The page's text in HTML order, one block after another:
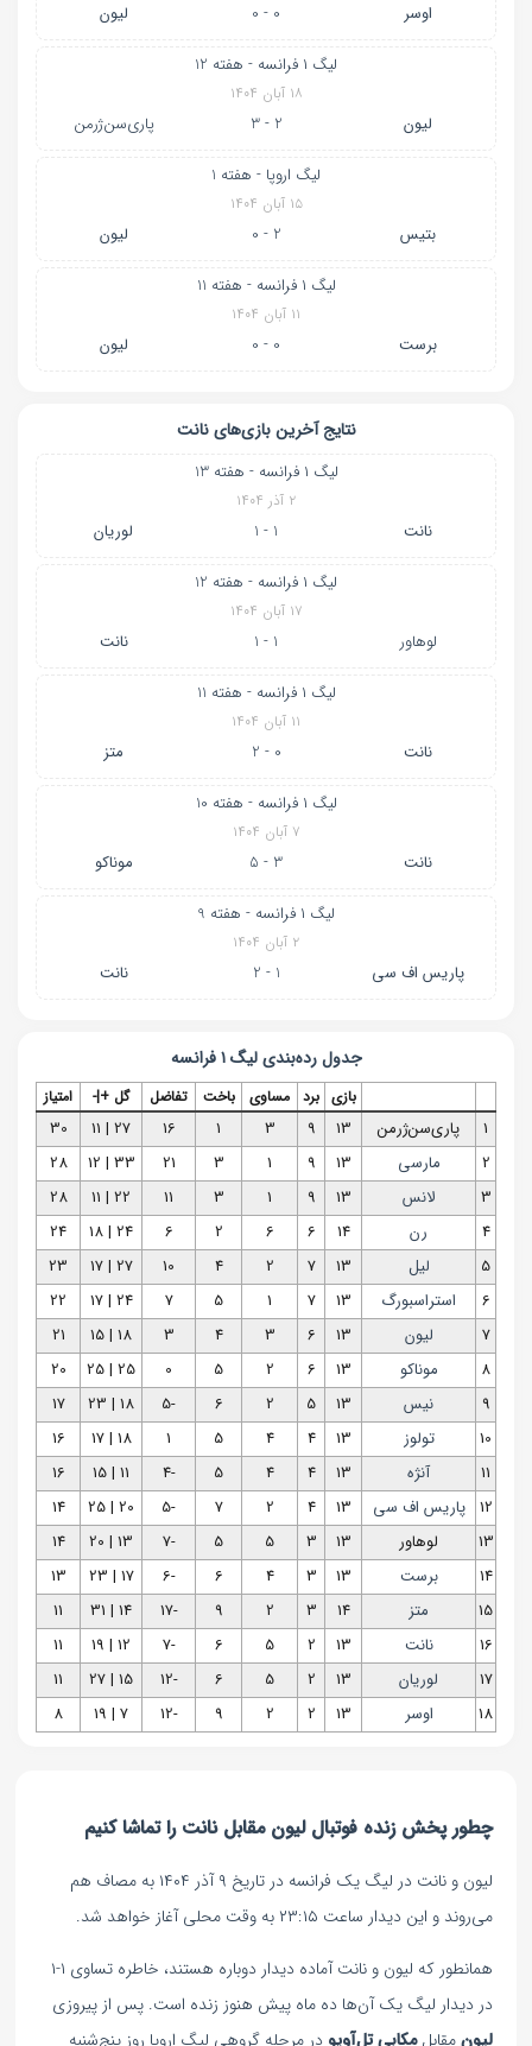
اوسر 0 - 0 لیون
لیگ ۱ فرانسه - هفته 12
۱۸ آبان ۱۴۰۴
لیون 2 - 3 پاری‌سن‌ژرمن
لیگ اروپا - هفته 1
۱۵ آبان ۱۴۰۴
بتیس 2 - 0 لیون
لیگ ۱ فرانسه - هفته 11
۱۱ آبان ۱۴۰۴
برست 0 - 0 لیون
نتایج آخرین بازی‌های نانت
لیگ ۱ فرانسه - هفته 13
۲ آذر ۱۴۰۴
نانت 1 - 1 لوریان
لیگ ۱ فرانسه - هفته 12
۱۷ آبان ۱۴۰۴
لوهاور 1 - 1 نانت
لیگ ۱ فرانسه - هفته 11
۱۱ آبان ۱۴۰۴
نانت 0 - 2 متز
لیگ ۱ فرانسه - هفته 10
۷ آبان ۱۴۰۴
نانت 3 - 5 موناکو
لیگ ۱ فرانسه - هفته 9
۲ آبان ۱۴۰۴
پاریس اف سی 1 - 2 نانت
جدول رده‌بندیلیگ ۱ فرانسه
بازی برد مساوی باخت تفاضل گل +|- امتیاز
1 پاری‌سن‌ژرمن 13
9
3
1
16
27 | 11
30
2
مارسی 13
9
1
3
21
33 | 12
28
3
لانس 13
9
1
3
11
22 | 11
28
4
رن 14
6
6
2
6
24 | 18
24
5
لیل 13
7
2
4
10
27 | 17
23
6
استراسبورگ 13
7
1
5
7
24 | 17
22
7
لیون 13
6
3
4
3
18 | 15
21
8
موناکو 13
6
2
5
0
25 | 25
20
9
نیس 13
5
2
6
-5
18 | 23
17
10
تولوز 13
4
4
5
1
18 | 17
16
11
آنژه 13
4
4
5
-4
11 | 15
16
12 پاریس اف سی 13
4
2
7
-5
20 | 25
14
13
لوهاور 13
3
5
5
-7
13 | 20
14
14
برست 13
3
4
6
-6
17 | 23
13
15
متز 14
3
2
9
-17
14 | 31
11
16
نانت 13
2
5
6
-7
12 | 19
11
17
لوریان 13
2
5
6
-12
15 | 27
11
18
اوسر 13
2
2
9
-12
7 | 19
8
چطور پخش زنده فوتبال لیون مقابل نانت را تماشا کنیم
لیون و نانت در لیگ یک فرانسه در تاریخ ۹ آذر ۱۴۰۴ به مصاف هم
می‌روند و این دیدار ساعت ۲۳:۱۵ به وقت محلی آغاز خواهد شد.
همانطور که لیون و نانت آماده دیدار دوباره هستند، خاطره تساوی ۱-۱
در دیدار لیگ یک آن‌ها ده ماه پیش هنوز زنده است. پس از پیروزی
لیونمقابلمکابی تل‌آویو در مرحله گروهی لیگ اروپا روز پنج‌شنبه